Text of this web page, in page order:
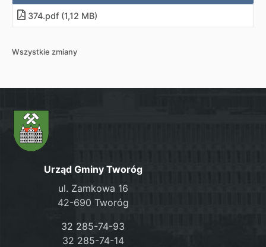
374.pdf (1,12 MB)
Wszystkie zmiany
Urząd Gminy Tworóg
ul. Zamkowa 16
42-690 Tworóg
32 285-74-93
32 285-74-14